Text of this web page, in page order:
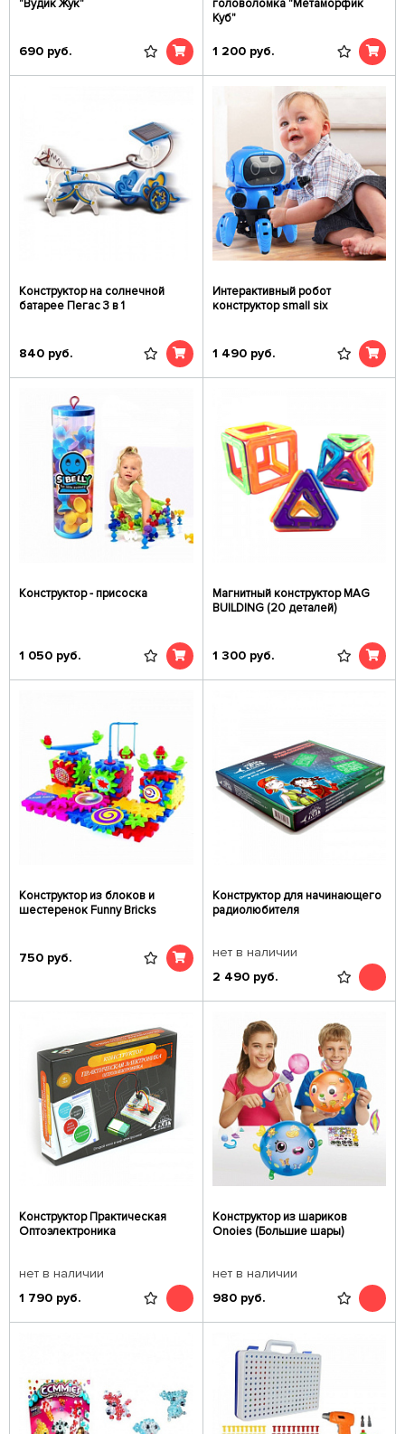
"Вудик Жук"
690 руб.
головоломка "Метаморфик
Куб"
1 200 руб.
Конструктор на солнечной
батарее Пегас 3 в 1
840 руб.
Интерактивный робот
конструктор small six
1 490 руб.
Конструктор - присоска
1 050 руб.
Магнитный конструктор MAG
BUILDING (20 деталей)
1 300 руб.
Конструктор из блоков и
шестеренок Funny Bricks
750 руб.
Конструктор для начинающего
радиолюбителя
нет в наличии
2 490 руб.
Конструктор Практическая
Оптоэлектроника
нет в наличии
1 790 руб.
Конструктор из шариков
Onoies (Большие шары)
нет в наличии
980 руб.